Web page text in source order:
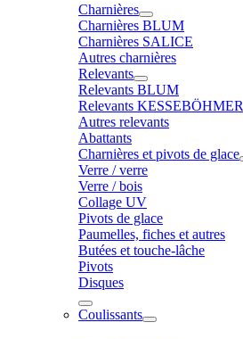
Charnières
Charnières BLUM
Charnières SALICE
Autres charnières
Relevants
Relevants BLUM
Relevants KESSEBÖHMER
Autres relevants
Abattants
Charnières et pivots de glace
Verre / verre
Verre / bois
Collage UV
Pivots de glace
Paumelles, fiches et autres
Butées et touche-lâche
Pivots
Disques
Coulissants